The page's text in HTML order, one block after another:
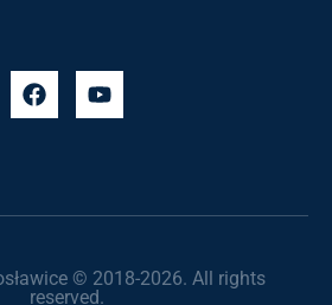
© 2018-2026. All rights
reserved.